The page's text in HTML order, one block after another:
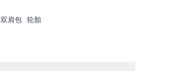
双肩包 轮胎